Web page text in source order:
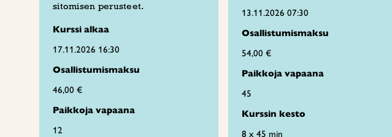
sitomisen perusteet.
Kurssi alkaa
17.11.2026 16:30
Osallistumismaksu
46,00 €
Paikkoja vapaana
12
13.11.2026 07:30
Osallistumismaksu
54,00 €
Paikkoja vapaana
45
Kurssin kesto
8 x 45 min